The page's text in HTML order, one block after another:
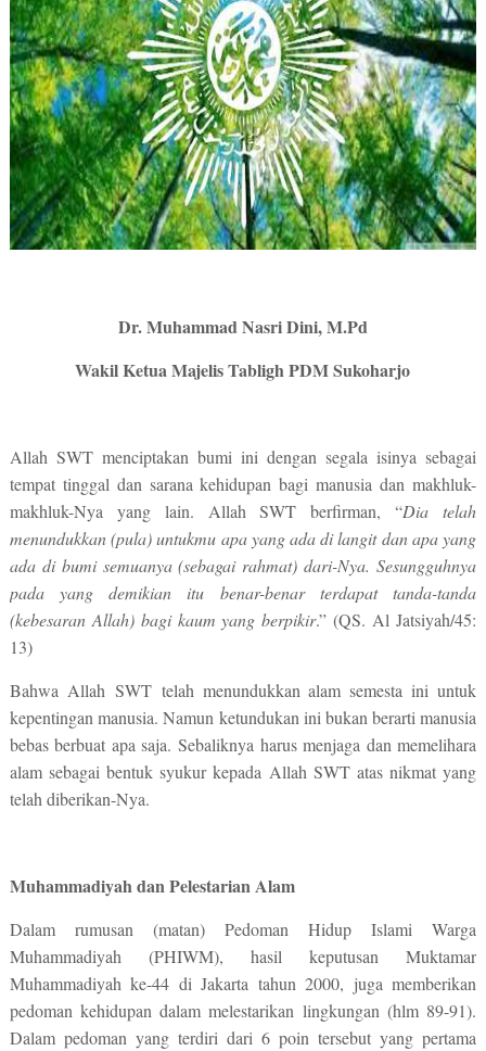
Dr. Muhammad Nasri Dini, M.Pd
Wakil Ketua Majelis Tabligh PDM Sukoharjo
Allah SWT menciptakan bumi ini dengan segala isinya sebagai
tempat tinggal dan sarana kehidupan bagi manusia dan makhluk-
makhluk-Nya yang lain. Allah SWT berfirman, “Dia telah
menundukkan (pula) untukmu apa yang ada di langit dan apa yang
ada di bumi semuanya (sebagai rahmat) dari-Nya. Sesungguhnya
pada yang demikian itu benar-benar terdapat tanda-tanda
(kebesaran Allah) bagi kaum yang berpikir.” (QS. Al Jatsiyah/45:
13)
Bahwa Allah SWT telah menundukkan alam semesta ini untuk
kepentingan manusia. Namun ketundukan ini bukan berarti manusia
bebas berbuat apa saja. Sebaliknya harus menjaga dan memelihara
alam sebagai bentuk syukur kepada Allah SWT atas nikmat yang
telah diberikan-Nya.
Muhammadiyah dan Pelestarian Alam
Dalam rumusan (matan) Pedoman Hidup Islami Warga
Muhammadiyah (PHIWM), hasil keputusan Muktamar
Muhammadiyah ke-44 di Jakarta tahun 2000, juga memberikan
pedoman kehidupan dalam melestarikan lingkungan (hlm 89-91).
Dalam pedoman yang terdiri dari 6 poin tersebut yang pertama